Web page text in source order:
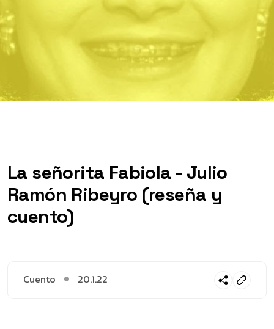
La señorita Fabiola - Julio
Ramón Ribeyro (reseña y
cuento)
Cuento 20.1.22